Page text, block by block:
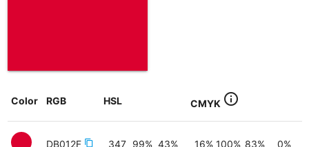
Color RGB HSL CMYK info_outline
DB012F content_copy 347 99% 43% 16% 100% 83% 0%